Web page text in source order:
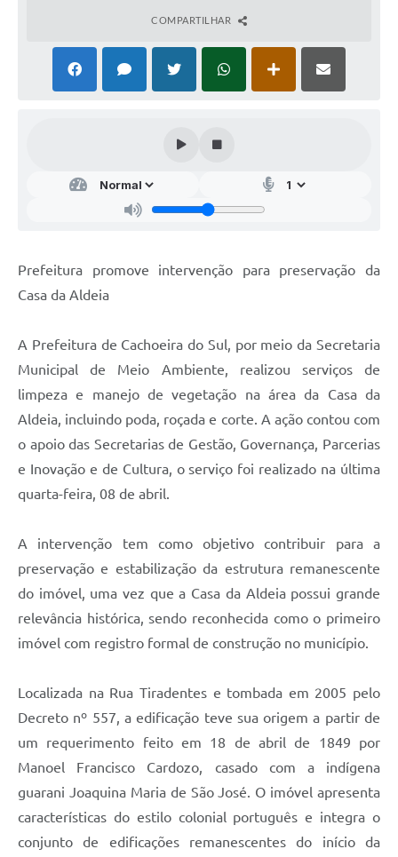
Telefones Úteis
COMPARTILHAR
Prefeitura promove intervenção para preservação da
Casa da Aldeia
A Prefeitura de Cachoeira do Sul, por meio da Secretaria
Municipal de Meio Ambiente, realizou serviços de
limpeza e manejo de vegetação na área da Casa da
Aldeia, incluindo poda, roçada e corte. A ação contou com
o apoio das Secretarias de Gestão, Governança, Parcerias
e Inovação e de Cultura, o serviço foi realizado na última
quarta-feira, 08 de abril.
A intervenção tem como objetivo contribuir para a
preservação e estabilização da estrutura remanescente
do imóvel, uma vez que a Casa da Aldeia possui grande
relevância histórica, sendo reconhecida como o primeiro
imóvel com registro formal de construção no município.
Localizada na Rua Tiradentes e tombada em 2005 pelo
Decreto nº 557, a edificação teve sua origem a partir de
um requerimento feito em 18 de abril de 1849 por
Manoel Francisco Cardozo, casado com a indígena
guarani Joaquina Maria de São José. O imóvel apresenta
características do estilo colonial português e integra o
conjunto de edificações remanescentes do início da